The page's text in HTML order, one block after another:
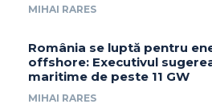
MIHAI RARES
România se luptă pentru
offshore: Executivul
maritime de peste 11 GW
MIHAI RARES